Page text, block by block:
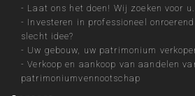
- Laat ons het doen! Wij zoeken voor u.
- Investeren in professioneel
slecht idee?
- Uw gebouw, uw patrimonium
-Verkoop en aankoop van aandelen
patrimoniumvennootschap